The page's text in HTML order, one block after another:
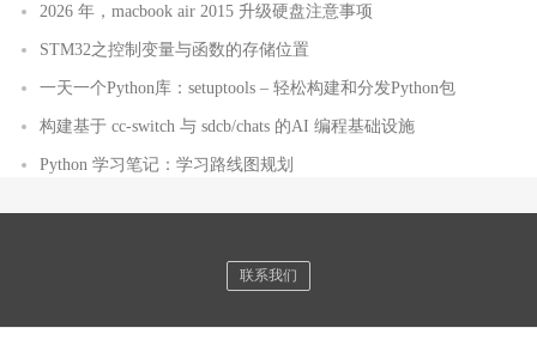
2026 年，macbook air 2015 升级硬盘注意事项
STM32之控制变量与函数的存储位置
一天一个Python库：setuptools – 轻松构建和分发Python包
构建基于 cc-switch 与 sdcb/chats 的AI 编程基础设施
Python 学习笔记：学习路线图规划
联系我们